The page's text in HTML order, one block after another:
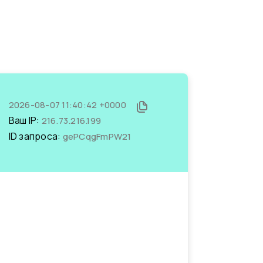
2026-08-07 11:40:42 +0000
Ваш IP: 216.73.216.199
ID запроса: gePCqgFmPW21